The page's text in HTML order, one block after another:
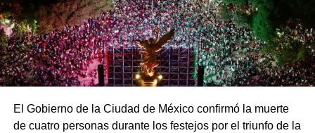
El Gobierno de la Ciudad de México confirmó la muerte
de cuatro personas durante los festejos por el triunfo de la